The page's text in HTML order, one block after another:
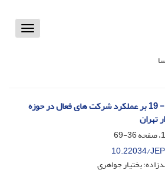
Toggle
بررسی تاثیر پاندمی کووید - 19 بر عملکرد شرکت های فعال در حوزه
تهران
36-69
10.22034/
بختیار جواهری